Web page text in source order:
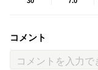
コメント